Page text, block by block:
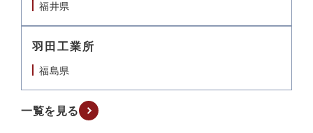
福井県
羽田工業所
福島県
一覧を見る